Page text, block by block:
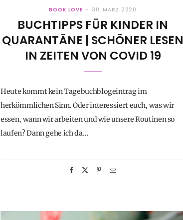
BOOK LOVE 30. MÄRZ 2020
BUCHTIPPS FÜR KINDER IN
QUARANTÄNE | SCHÖNER LESEN
IN ZEITEN VON COVID 19
Heute kommt kein Tagebuchblogeintrag im
herkömmlichen Sinn. Oder interessiert euch, was wir
essen, wann wir arbeiten und wie unsere Routinen so
laufen? Dann gehe ich da…